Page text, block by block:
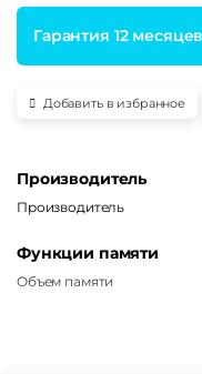
Гарантия 12 месяцев
Добавить в избранное
Производитель
Производитель
Функции памяти
Объем памяти